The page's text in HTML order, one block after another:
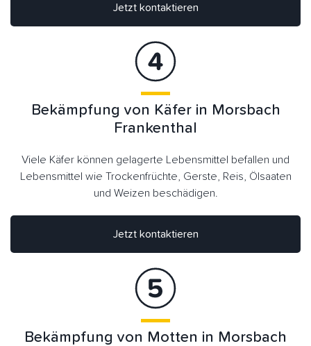
Jetzt kontaktieren
Jetzt kontaktieren
Bekämpfung von Käfer in Morsbach
Frankenthal
Viele Käfer können gelagerte Lebensmittel befallen und
Lebensmittel wie Trockenfrüchte, Gerste, Reis, Ölsaaten
und Weizen beschädigen.
Bekämpfung von Motten in Morsbach